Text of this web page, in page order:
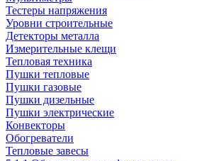
Тестеры напряжения
Уровни строительные
Детекторы металла
Измерительные клещи
Тепловая техника
Пушки тепловые
Пушки газовые
Пушки дизельные
Пушки электрические
Конвекторы
Обогреватели
Тепловые завесы